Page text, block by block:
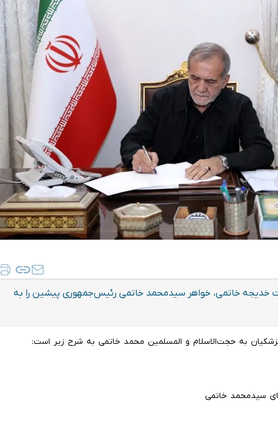
خدیجه خاتمی، خواهر سیدمحمد خاتمی رئیس‌جمهوری پیشین را به
به حجت‌الاسلام و المسلمین محمد خاتمی به شرح زیر است:
سیدمحمد خاتمی